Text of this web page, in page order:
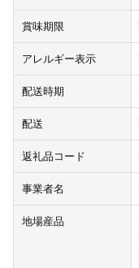
賞味期限
アレルギー表示
配送時期
配送
返礼品コード
事業者名
地場産品